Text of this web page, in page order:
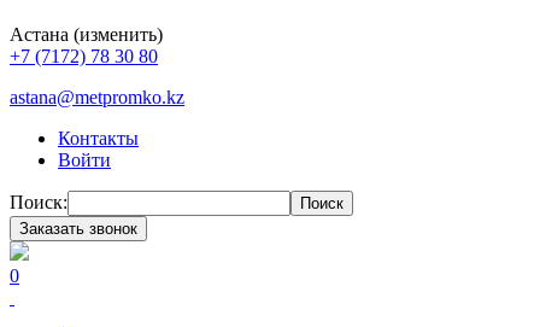
Астана (изменить)
+7 (7172) 78 30 80
astana@metpromko.kz
Контакты
Войти
Поиск:
Поиск
Заказать звонок
0